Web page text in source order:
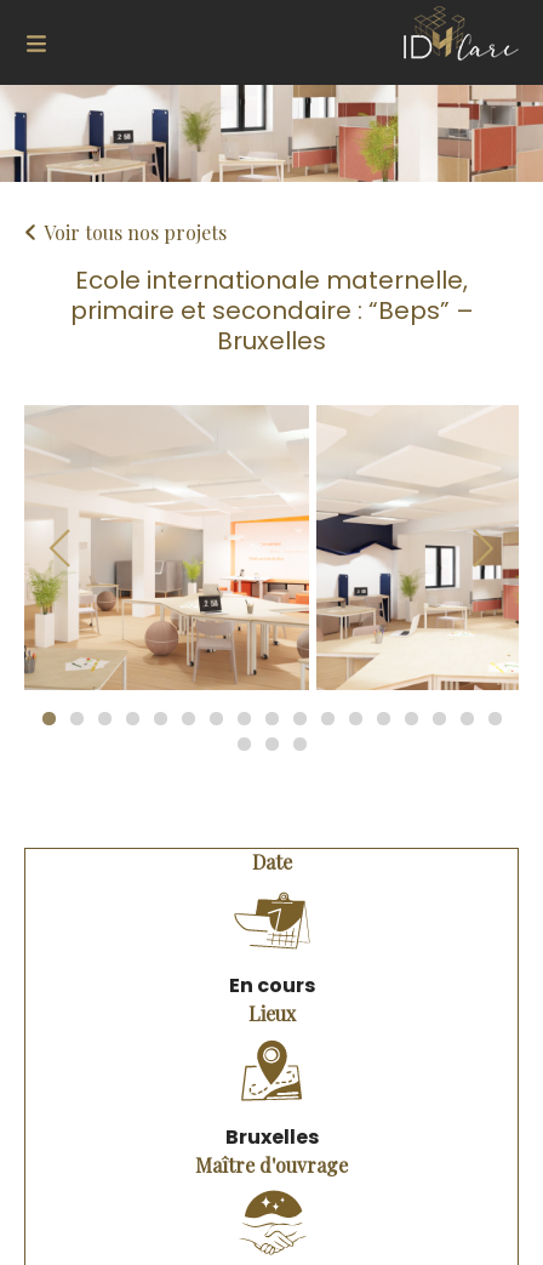
Voir tous nos projets
Ecole internationale maternelle,
primaire et secondaire : “Beps” –
Bruxelles
Previous
Date
En cours
Lieux
Bruxelles
Maître d'ouvrage